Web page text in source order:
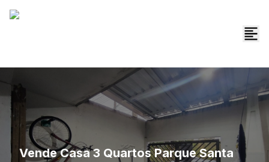
Vende Casa 3 Quartos Parque Santa